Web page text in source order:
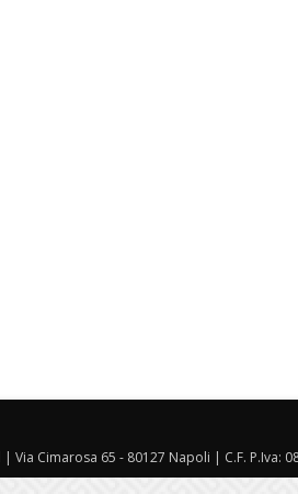
Via Cimarosa 65 - 80127 Napoli | C.F. P.Iva: